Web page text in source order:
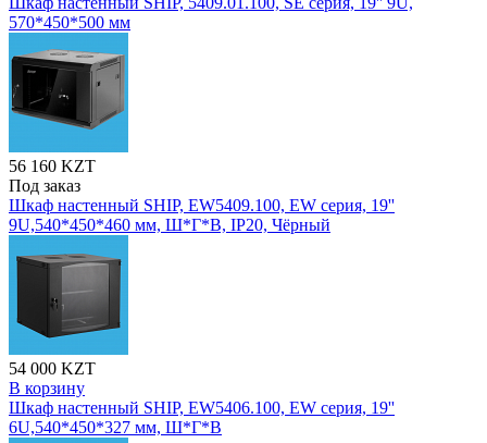
570*450*500 мм
56 160 KZT
Под заказ
Шкаф настенный SHIP, EW5409.100, EW серия, 19''
9U,540*450*460 мм, Ш*Г*В, IP20, Чёрный
54 000 KZT
В корзину
Шкаф настенный SHIP, EW5406.100, EW серия, 19''
6U,540*450*327 мм, Ш*Г*В